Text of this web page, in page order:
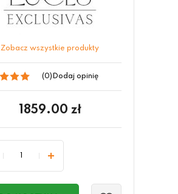
Zobacz wszystkie produkty
(0) Dodaj opinię
1859.00 zł